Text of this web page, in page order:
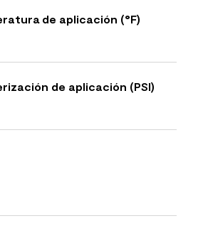
de aplicación (°F)
de aplicación (PSI)